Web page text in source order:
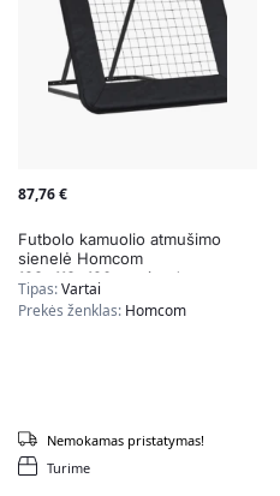
87,76€
Futbolo kamuolio atmušimo
sienelė Homcom
128x118x120cm., juodos
spalvos
Tipas:Vartai
Prekės ženklas: Homcom
Turime
Nemokamas pristatymas!